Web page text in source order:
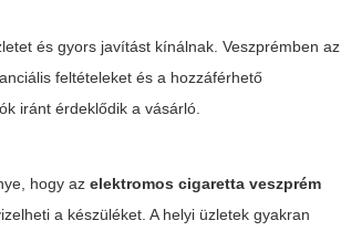
és gyors javítást kínálnak. Veszprémben az
feltételeket és a hozzáférhető
iránt érdeklődik a vásárló.
hogy azelektromos cigaretta veszprém
a készüléket. A helyi üzletek gyakran